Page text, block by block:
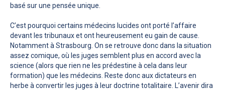
basé sur une pensée unique.
C’est pourquoi certains médecins lucides ont porté l’affaire
devant les tribunaux et ont heureusement eu gain de cause.
Notamment à Strasbourg. On se retrouve donc dans la situation
assez comique, où les juges semblent plus en accord avec la
science (alors que rien ne les prédestine à cela dans leur
formation) que les médecins. Reste donc aux dictateurs en
herbe à convertir les juges à leur doctrine totalitaire. L’avenir dira